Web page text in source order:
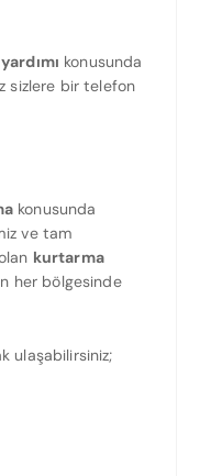
konusunda
sizlere bir telefon
konusunda
ve tam
kurtarma
her bölgesinde
ulaşabilirsiniz;